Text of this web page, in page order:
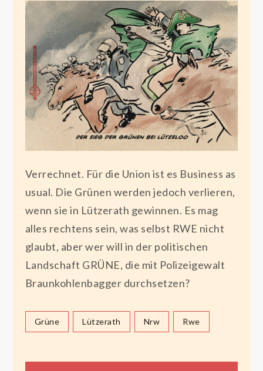
Verrechnet. Für die Union ist es Business as
usual. Die Grünen werden jedoch verlieren,
wenn sie in Lützerath gewinnen. Es mag
alles rechtens sein, was selbst RWE nicht
glaubt, aber wer will in der politischen
Landschaft GRÜNE, die mit Polizeigewalt
Braunkohlenbagger durchsetzen?
Grüne Lützerath Nrw Rwe